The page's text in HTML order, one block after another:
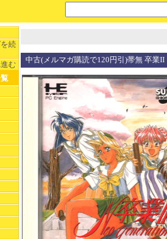
続
む
中古(メルマガ購読で120円引)帯無 卒業